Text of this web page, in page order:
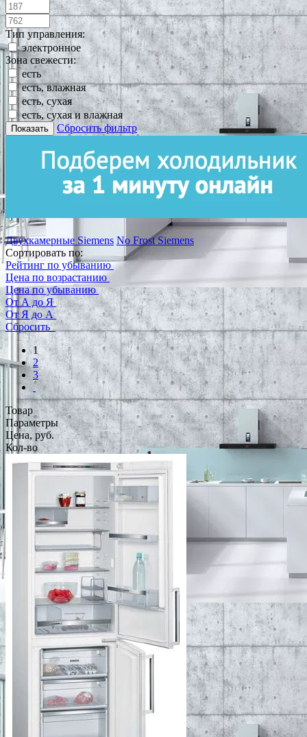
Тип управления:
электронное
Зона свежести:
есть
есть, влажная
есть, сухая
есть, сухая и влажная
Показать Сбросить фильтр
Двухкамерные Siemens No Frost Siemens
Сортировать по:
Рейтинг по убыванию
Цена по возрастанию
Цена по убыванию
От А до Я
От Я до А
Сбросить
1
2
3
Товар
Параметры
Цена, руб.
Кол-во